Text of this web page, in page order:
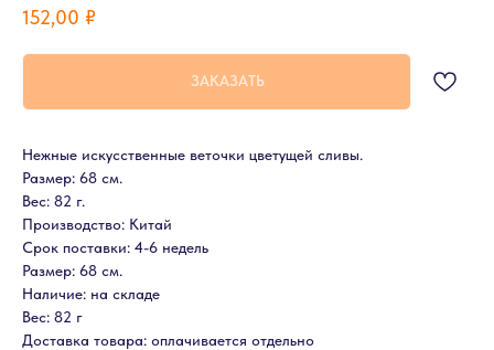
152,00 ₽
ЗАКАЗАТЬ
Нежные искусственные веточки цветущей сливы.
Размер: 68 см.
Вес: 82 г.
Производство: Китай
Срок поставки: 4-6 недель
Размер: 68 см.
Наличие: на складе
Вес: 82 г
Доставка товара: оплачивается отдельно